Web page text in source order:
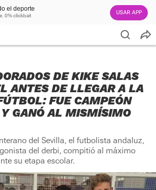
el deporte
0% clickbait USAR APP
DE KIKE SALAS
ANTES DE LLEGAR A LA
FUE CAMPEÓN
GANÓ AL MISMÍSIMO
del Sevilla, el futbolista andaluz,
del derbi, compitió al máximo
su etapa escolar.